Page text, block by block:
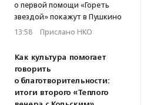
о первой помощи «Гореть
звездой» покажут в Пушкино
13:58 · Прислано НКО
Как культура помогает
говорить
о благотворительности:
итоги второго «Теплого